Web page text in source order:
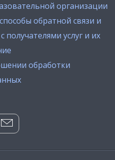
организации
обратной связи и
получателями услуг и их
обработки